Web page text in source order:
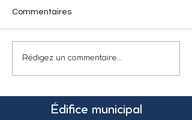
Commentaires
Rédigez un commentaire...
Édifice municipal